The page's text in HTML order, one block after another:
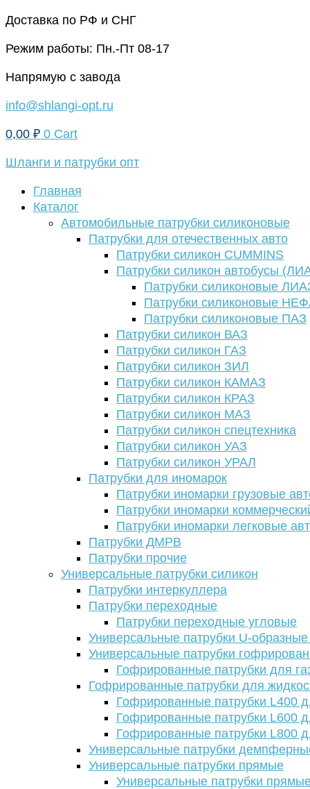
Перейти
содержимому
Доставка по РФ и СНГ
Режим работы: Пн.-Пт 08-17
Напрямую с завода
info@shlangi-opt.ru
0,00 ₽ 0 Cart
Шланги и патрубки опт
Главная
Каталог
Автомобильные патрубки силиконовые
Патрубки для отечественных авто
Патрубки силикон CUMMINS
Патрубки силикон автобусы
Патрубки силиконовые
Патрубки силиконовые
Патрубки силиконовые ПАЗ
Патрубки силикон ВАЗ
Патрубки силикон ГАЗ
Патрубки силикон ЗИЛ
Патрубки силикон КАМАЗ
Патрубки силикон КРАЗ
Патрубки силикон МАЗ
Патрубки силикон спецтехника
Патрубки силикон УАЗ
Патрубки силикон УРАЛ
Патрубки для иномарок
Патрубки иномарки грузовые
Патрубки иномарки
Патрубки иномарки легковые
Патрубки ДМРВ
Патрубки прочие
Универсальные патрубки силикон
Патрубки интеркуллера
Патрубки переходные
Патрубки переходные угловые
Универсальные патрубки U-
Универсальные патрубки
Гофрированные патрубки для
Гофрированные патрубки для
Гофрированные патрубки L400
Гофрированные патрубки L600
Гофрированные патрубки L800
Универсальные патрубки
Универсальные патрубки прямые
Универсальные патрубки